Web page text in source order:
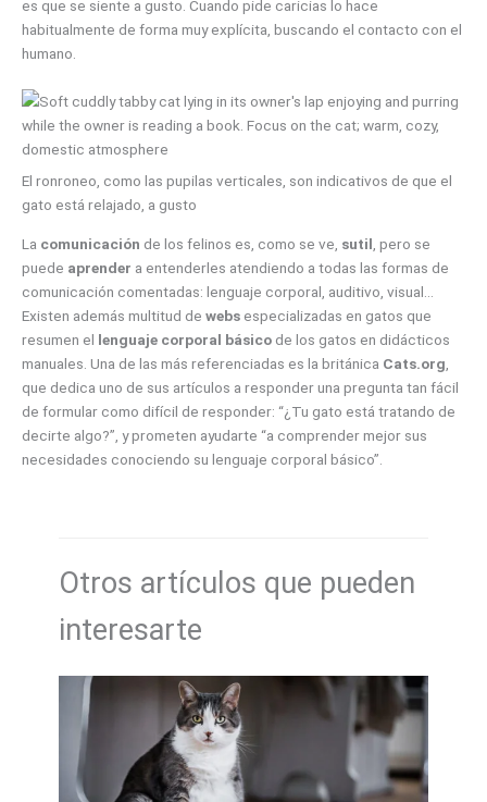
es que se siente a gusto. Cuando pide caricias lo hace
habitualmente de forma muy explícita, buscando el contacto con el
humano.
El ronroneo, como las pupilas verticales, son indicativos de que el
gato está relajado, a gusto
La comunicación de los felinos es, como se ve, sutil , pero se
puede aprender a entenderles atendiendo a todas las formas de
comunicación comentadas: lenguaje corporal, auditivo, visual…
Existen además multitud de webs especializadas en gatos que
resumen el lenguaje corporal básico de los gatos en didácticos
manuales. Una de las más referenciadas es la británica Cats.org
que dedica uno de sus artículos a responder una pregunta tan fácil
de formular como difícil de responder: “¿Tu gato está tratando de
decirte algo?”, y prometen ayudarte “a comprender mejor sus
necesidades conociendo su lenguaje corporal básico”.
Otros artículos que pueden
interesarte